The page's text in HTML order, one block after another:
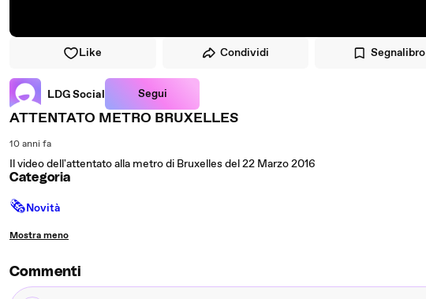
Like Condividi Segnalibro
LDG Social Segui
ATTENTATO METRO BRUXELLES
10 anni fa
Il video dell'attentato alla metro di Bruxelles del 22 Marzo 2016
Categoria
🗞Novità
Mostra meno
Commenti